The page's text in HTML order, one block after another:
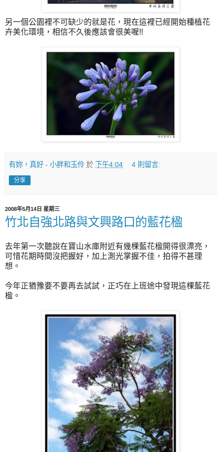
另一個公園裡不可缺少的就是花，現在這裡已經開始種植花
卉美化環境，相信不久後應該會很美喔!!
有妳，真好 - 小胖和玉伶 於 下午4:04 4 則留言:
分享
2008年5月14日 星期三
竹北自強北路與文興路口的藍花楹
去年第一次聽說在寶山水庫附近有幾棵藍花楹開得很漂亮，
可惜花期時間沒把握好，加上測光掌握不佳，拍得不甚理
想。
今年正猶豫要不要再去試試，正巧在上班途中發現這棵藍花
楹。